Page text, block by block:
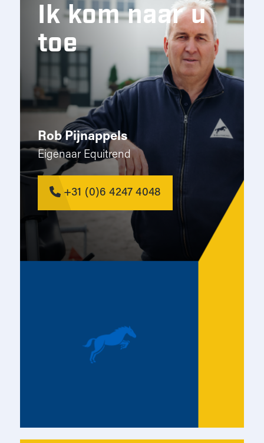
Ik kom naar u
toe
Rob Pijnappels
Eigenaar Equitrend
+31 (0)6 4247 4048